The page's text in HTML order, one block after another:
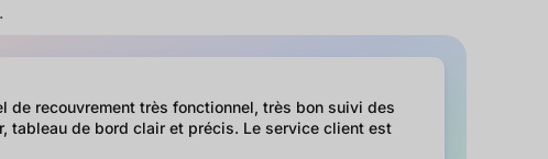
de recouvrement très fonctionnel, très bon suivi des
tableau de bord clair et précis. Le service client est